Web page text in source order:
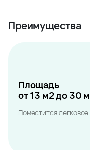
Преимущества
Площадь
от 13 м2 до 30
Поместится